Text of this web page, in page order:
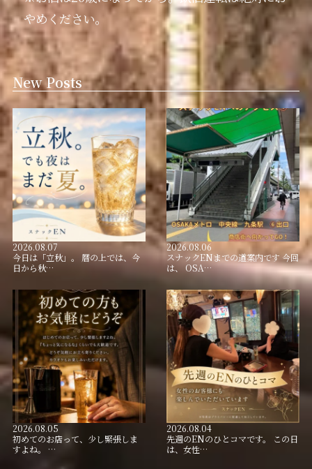
やめください。
New Posts
2026.08.07
今日は「立秋」。 暦の上では、今
日から秋…
2026.08.06
スナックENまでの道案内です 今回
は、 OSA…
2026.08.05
初めてのお店って、少し緊張しま
すよね。 …
2026.08.04
先週のENのひとコマです。 この日
は、女性…